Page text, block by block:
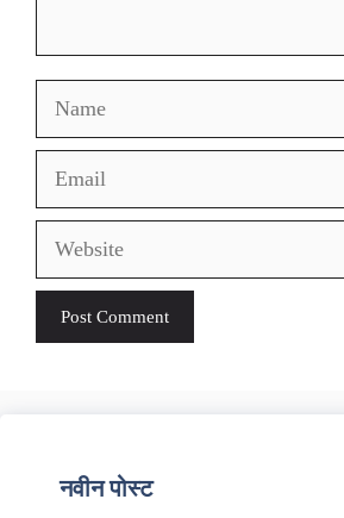
Name
Email
Website
नवीन पोस्ट